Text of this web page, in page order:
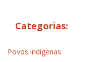
Categorias:
Povos indígenas